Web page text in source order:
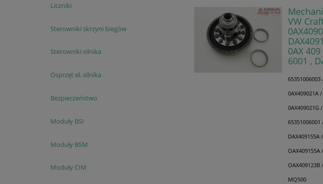
Liczniki
Sterowniki skrzyni biegów
Sterowniki silnika
Osprzęt el. silnika
Bezpieczeństwo
Moduły BSI
Moduły BSM
Moduły CIM
VW
0AX
6001 ,
65351006003
0AX409021A
0AX409021G
65351006001
DAX409155A
OAX409155A
OAX409123B
MQ500